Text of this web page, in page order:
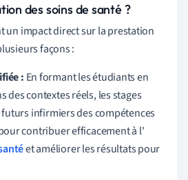
des soins de santé ?
un impact direct sur la prestation
façons :
: En formant les étudiants en
des contextes réels, les stages
infirmiers des compétences
contribuer efficacement à l'
et améliorer les résultats pour